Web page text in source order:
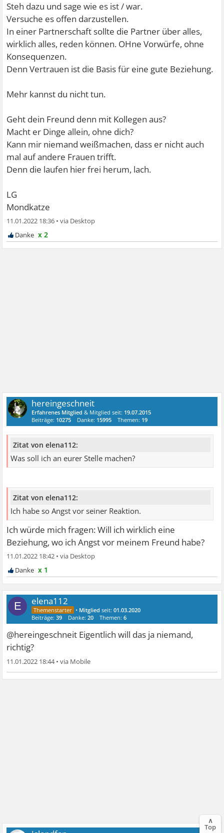
Steh dazu und sage wie es ist / war.
Versuche es offen darzustellen.
In einer Partnerschaft sollte die Partner über alles,
wirklich alles, reden können. OHne Vorwürfe, ohne
Konsequenzen.
Denn Vertrauen ist die Basis für eine gute Beziehung.
Mehr kannst du nicht tun.
Geht dein Freund denn mit Kollegen aus?
Macht er Dinge allein, ohne dich?
Kann mir niemand weißmachen, dass er nicht auch
mal auf andere Frauen trifft.
Denn die laufen hier frei herum, lach.
LG
Mondkatze
11.01.2022 18:36 •
x 2
hereingeschneit
Erfahrenes Mitglied & Mitglied seit: 19.07.2015
Beiträge: 10275 Danke: 15995 Themen: 19
Zitat von elena112:
Was soll ich an eurer Stelle machen?
Zitat von elena112:
Ich habe so Angst vor seiner Reaktion.
Ich würde mich fragen: Will ich wirklich eine
Beziehung, wo ich Angst vor meinem Freund habe?
11.01.2022 18:42 •
x 1
E elena112
• Mitglied seit:01.03.2020
Beiträge:39 Danke:20 Themen:6
@hereingeschneit Eigentlich will das ja niemand,
richtig?
11.01.2022 18:44•
∧
Top